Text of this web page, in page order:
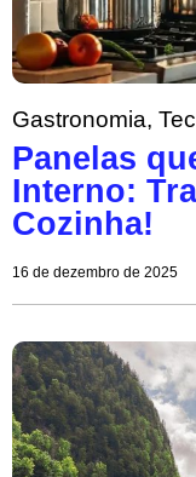
Gastronomia,
Panelas
Interno:
Cozinha!
16 de dezembro de 2025